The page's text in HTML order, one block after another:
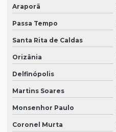
Araporã
Passa Tempo
Santa Rita de Caldas
Orizânia
Delfinópolis
Martins Soares
Monsenhor Paulo
Coronel Murta